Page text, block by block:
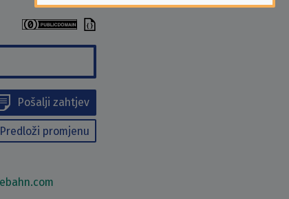
Pošalji zahtjev
Predloži promjenu